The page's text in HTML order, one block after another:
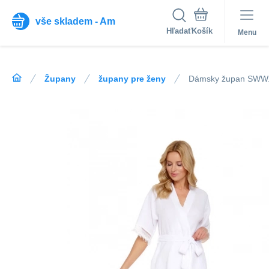
vše skladem - Am
Hľadať Menu
Župany župany pre ženy Dámsky župan